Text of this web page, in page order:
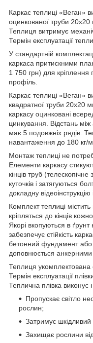
Каркас теплиці «Веган»
оцинкованої труби
Теплиця витримує
Термін експлуатації
У стандартній
каркаса притискними
1 750 грн) для кріплення
профіль.
Каркас теплиці «Веган»
квадратної труби 20х20
каркасу оцинковані
цинкування. Відстань
має 5 подовжніх рядів.
навантаження до 180 кг/м
Монтаж теплиці не
Елементи каркасу
кінців труб
куточків і затягуються
докладну
Комплект теплиці містить
кріпляться до кінців
Якорі вкопуються в
забезпечує стійкість
бетонний фундамент або
доповнюється анкерними
Теплиця укомплектована
Термін експлуатації
Теплична плівка виконує
Пропускає світло
рослин;
Затримує
Захищає рослини